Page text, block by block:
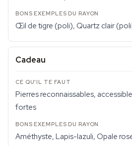
Œil de tigre (poli), Quartz clair
Cadeau
Pierres reconnaissables,
fortes
Améthyste, Lapis-lazuli, Opale